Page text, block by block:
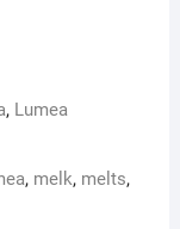
, Lumea
, melk, melts,